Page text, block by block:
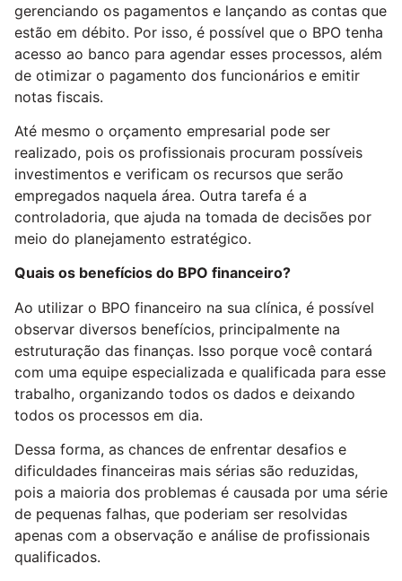
gerenciando os pagamentos e lançando as contas que
estão em débito. Por isso, é possível que o BPO tenha
acesso ao banco para agendar esses processos, além
de otimizar o pagamento dos funcionários e emitir
notas fiscais.
Até mesmo o orçamento empresarial pode ser
realizado, pois os profissionais procuram possíveis
investimentos e verificam os recursos que serão
empregados naquela área. Outra tarefa é a
controladoria, que ajuda na tomada de decisões por
meio do planejamento estratégico.
Quais os benefícios do BPO financeiro?
Ao utilizar o BPO financeiro na sua clínica, é possível
observar diversos benefícios, principalmente na
estruturação das finanças. Isso porque você contará
com uma equipe especializada e qualificada para esse
trabalho, organizando todos os dados e deixando
todos os processos em dia.
Dessa forma, as chances de enfrentar desafios e
dificuldades financeiras mais sérias são reduzidas,
pois a maioria dos problemas é causada por uma série
de pequenas falhas, que poderiam ser resolvidas
apenas com a observação e análise de profissionais
qualificados.